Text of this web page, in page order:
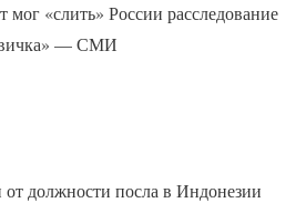
«слить» России расследование
— СМИ
должности посла в Индонезии